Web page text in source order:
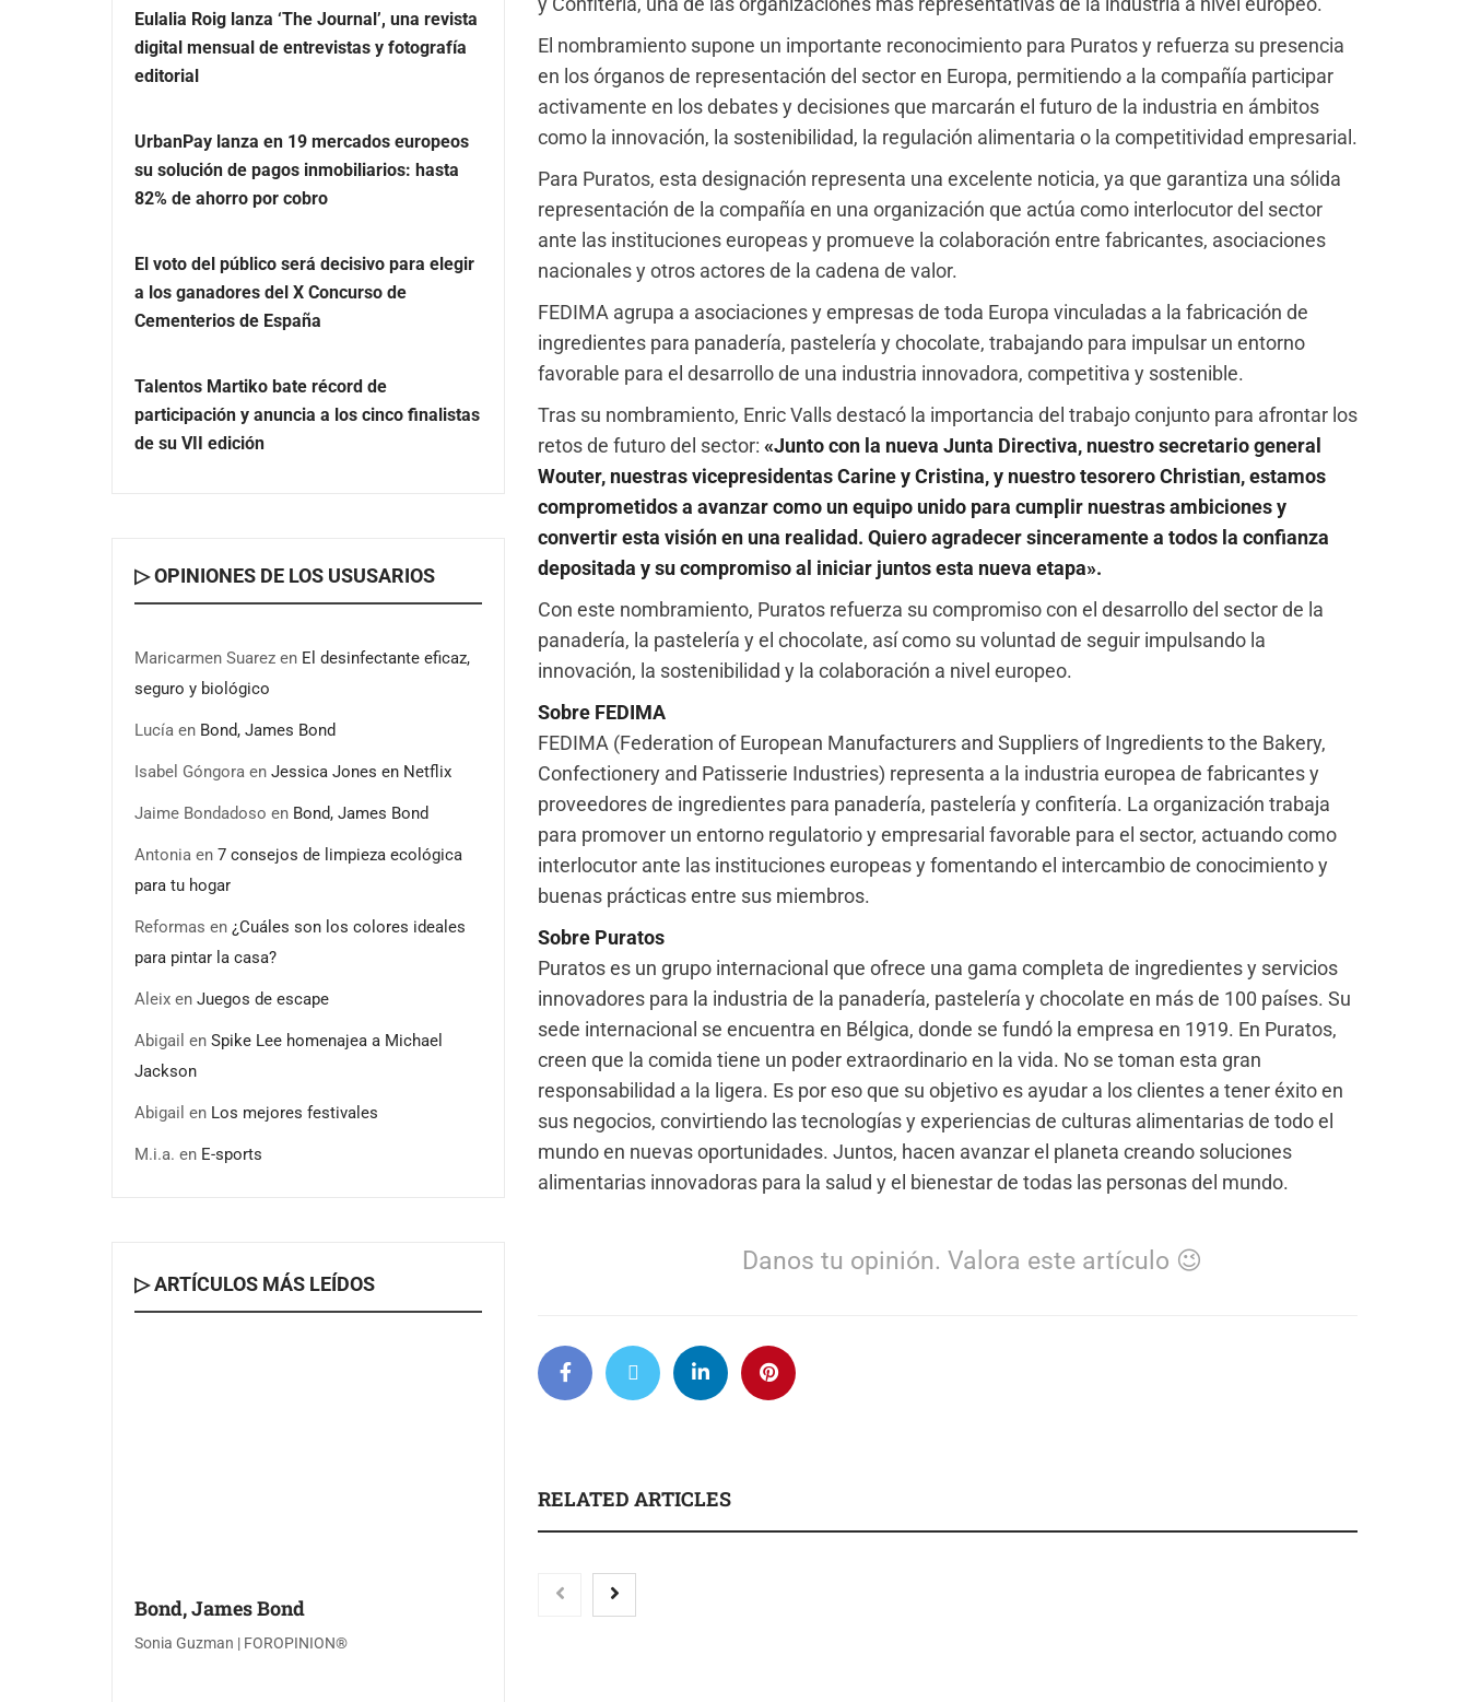
El nombramiento supone un importante reconocimiento para Puratos y refuerza su presencia
en los órganos de representación del sector en Europa, permitiendo a la compañía participar
activamente en los debates y decisiones que marcarán el futuro de la industria en ámbitos
como la innovación, la sostenibilidad, la regulación alimentaria o la competitividad empresarial.
Para Puratos, esta designación representa una excelente noticia, ya que garantiza una sólida
representación de la compañía en una organización que actúa como interlocutor del sector
ante las instituciones europeas y promueve la colaboración entre fabricantes, asociaciones
nacionales y otros actores de la cadena de valor.
FEDIMA agrupa a asociaciones y empresas de toda Europa vinculadas a la fabricación de
ingredientes para panadería, pastelería y chocolate, trabajando para impulsar un entorno
favorable para el desarrollo de una industria innovadora, competitiva y sostenible.
Tras su nombramiento, Enric Valls destacó la importancia del trabajo conjunto para afrontar los
retos de futuro del sector: «Junto con la nueva Junta Directiva, nuestro secretario general
Wouter, nuestras vicepresidentas Carine y Cristina, y nuestro tesorero Christian, estamos
comprometidos a avanzar como un equipo unido para cumplir nuestras ambiciones y
convertir esta visión en una realidad. Quiero agradecer sinceramente a todos la confianza
depositada y su compromiso al iniciar juntos esta nueva etapa».
Con este nombramiento, Puratos refuerza su compromiso con el desarrollo del sector de la
panadería, la pastelería y el chocolate, así como su voluntad de seguir impulsando la
innovación, la sostenibilidad y la colaboración a nivel europeo.
Sobre FEDIMA
FEDIMA (Federation of European Manufacturers and Suppliers of Ingredients to the Bakery,
Confectionery and Patisserie Industries) representa a la industria europea de fabricantes y
proveedores de ingredientes para panadería, pastelería y confitería. La organización trabaja
para promover un entorno regulatorio y empresarial favorable para el sector, actuando como
interlocutor ante las instituciones europeas y fomentando el intercambio de conocimiento y
buenas prácticas entre sus miembros.
Sobre Puratos
Puratos es un grupo internacional que ofrece una gama completa de ingredientes y servicios
innovadores para la industria de la panadería, pastelería y chocolate en más de 100 países. Su
sede internacional se encuentra en Bélgica, donde se fundó la empresa en 1919. En Puratos,
creen que la comida tiene un poder extraordinario en la vida. No se toman esta gran
responsabilidad a la ligera. Es por eso que su objetivo es ayudar a los clientes a tener éxito en
sus negocios, convirtiendo las tecnologías y experiencias de culturas alimentarias de todo el
mundo en nuevas oportunidades. Juntos, hacen avanzar el planeta creando soluciones
alimentarias innovadoras para la salud y el bienestar de todas las personas del mundo.
Danos tu opinión. Valora este artículo 😉
RELATED ARTICLES
Eagle Waterproofing
recomienda revisar la
Eulalia Roig lanza ‘The Journal’, una revista
digital mensual de entrevistas y fotografía
editorial
UrbanPay lanza en 19 mercados europeos
su solución de pagos inmobiliarios: hasta
82% de ahorro por cobro
El voto del público será decisivo para elegir
a los ganadores del X Concurso de
Cementerios de España
Talentos Martiko bate récord de
participación y anuncia a los cinco finalistas
de su VII edición
▷ OPINIONES DE LOS USUSARIOS
Maricarmen Suarez en El desinfectante eficaz,
seguro y biológico
Lucía en Bond, James Bond
Isabel Góngora en Jessica Jones en Netflix
Jaime Bondadoso en Bond, James Bond
Antonia en 7 consejos de limpieza ecológica
para tu hogar
Reformas en ¿Cuáles son los colores ideales
para pintar la casa?
Aleix en Juegos de escape
Abigail en Spike Lee homenajea a Michael
Jackson
Abigail en Los mejores festivales
M.i.a. en E-sports
▷ ARTÍCULOS MÁS LEÍDOS
Bond, James Bond
Sonia Guzman | FOROPINION®